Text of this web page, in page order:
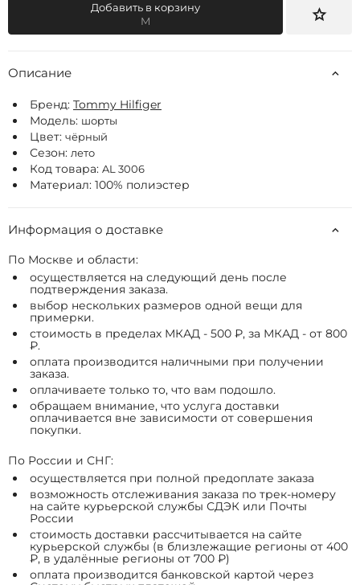
Добавить в корзину
M
Описание
Бренд: Tommy Hilfiger
Модель: шорты
Цвет: чёрный
Сезон: лето
Код товара: AL 3006
Материал: 100% полиэстер
Информация о доставке
По Москве и области:
осуществляется на следующий день после
подтверждения заказа.
выбор нескольких размеров одной вещи для
примерки.
стоимость в пределах МКАД - 500 ₽, за МКАД - от 800
₽.
оплата производится наличными при получении
заказа.
оплачиваете только то, что вам подошло.
обращаем внимание, что услуга доставки
оплачивается вне зависимости от совершения
покупки.
По России и СНГ:
осуществляется при полной предоплате заказа
возможность отслеживания заказа по трек-номеру
на сайте курьерской службы СДЭК или Почты
России
стоимость доставки рассчитывается на сайте
курьерской службы (в близлежащие регионы от 400
₽, в удалённые регионы от 700 ₽)
оплата производится банковской картой через